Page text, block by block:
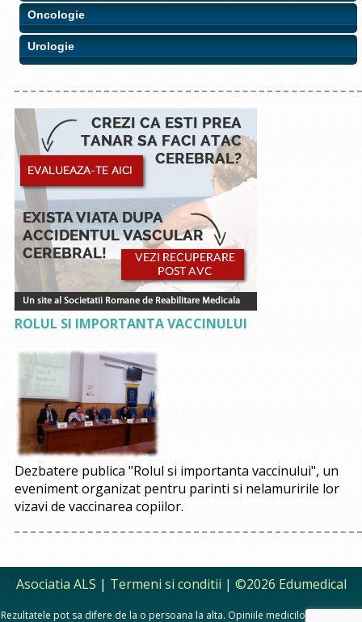
Oncologie
Urologie
ROLUL SI IMPORTANTA VACCINULUI
Dezbatere publica "Rolul si importanta vaccinului", un
eveniment organizat pentru parinti si nelamuririle lor
vizavi de vaccinarea copiilor.
Asociatia ALS | Termeni si conditii | ©2026 Edumedical
Rezultatele pot sa difere de la o persoana la alta. Opiniile medicilor, sfaturile si